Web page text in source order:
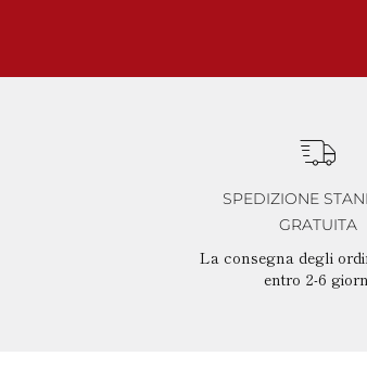
SPEDIZIONE
GRATUITA
La consegna degli
entro 2-6